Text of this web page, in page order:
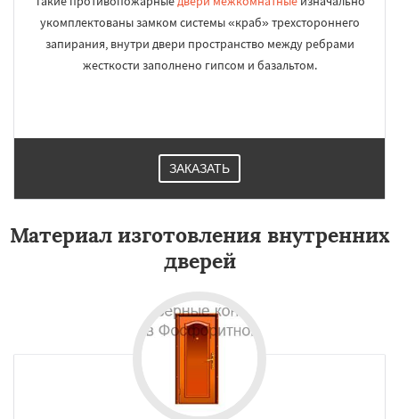
укомплектованы замком системы «краб» трехстороннего
запирания, внутри двери пространство между ребрами
жесткости заполнено гипсом и базальтом.
ЗАКАЗАТЬ
Материал изготовления внутренних
дверей